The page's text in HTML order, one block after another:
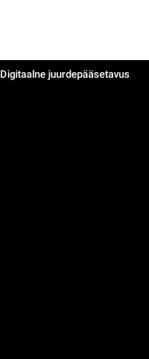
Digitaalne juurdepääsetavus